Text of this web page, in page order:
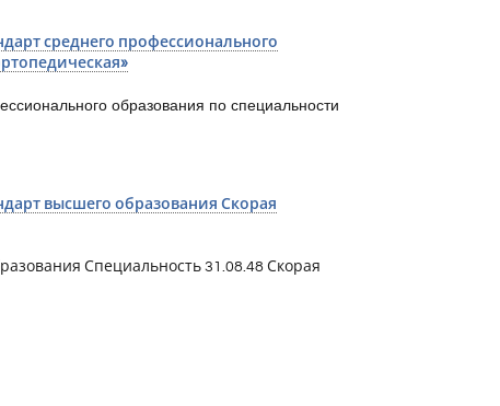
среднего профессионального
образования по специальности
высшего образования Скорая
Специальность 31.08.48 Скорая